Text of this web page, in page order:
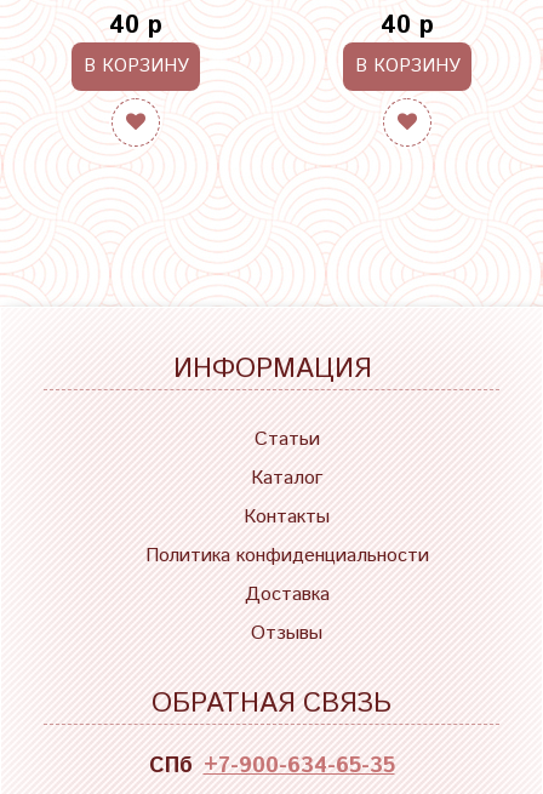
40 р
В КОРЗИНУ
40 р
В КОРЗИНУ
ИНФОРМАЦИЯ
Статьи
Каталог
Контакты
Политика конфиденциальности
Доставка
Отзывы
ОБРАТНАЯ СВЯЗЬ
СПб +7-900-634-65-35